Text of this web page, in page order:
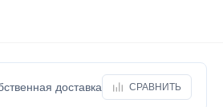
доставка СРАВНИТЬ